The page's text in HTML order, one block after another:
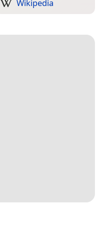
Wikipedia